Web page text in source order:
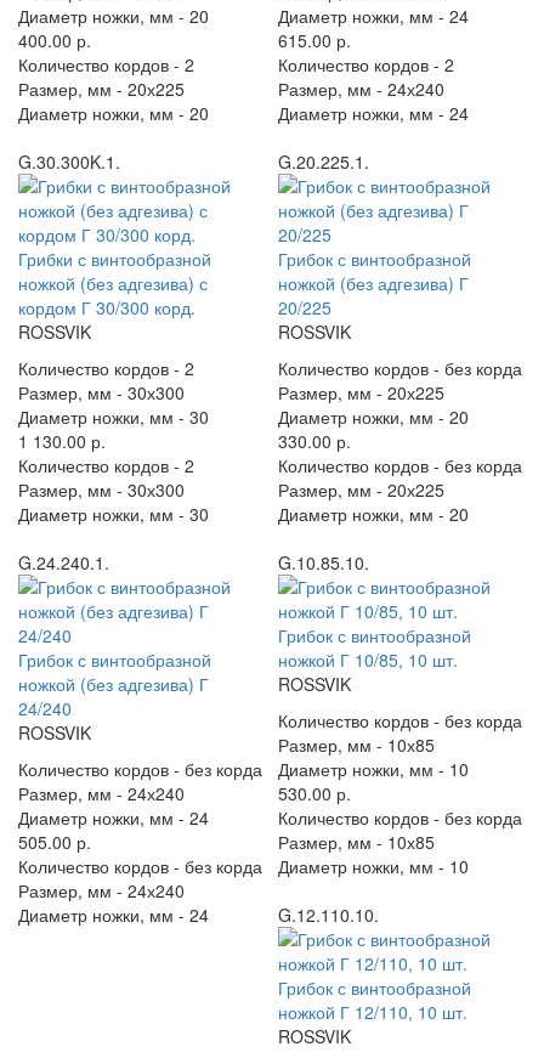
Диаметр ножки, мм - 20
400.00 р.
Количество кордов - 2
Размер, мм - 20х225
Диаметр ножки, мм - 20
Диаметр ножки, мм - 24
615.00 р.
Количество кордов - 2
Размер, мм - 24х240
Диаметр ножки, мм - 24
G.30.300K.1.
Грибки с винтообразной
ножкой (без адгезива) с
кордом Г 30/300 корд.
ROSSVIK
Количество кордов - 2
Размер, мм - 30х300
Диаметр ножки, мм - 30
1 130.00 р.
Количество кордов - 2
Размер, мм - 30х300
Диаметр ножки, мм - 30
G.20.225.1.
Грибок с винтообразной
ножкой (без адгезива) Г
20/225
ROSSVIK
Количество кордов - без корда
Размер, мм - 20х225
Диаметр ножки, мм - 20
330.00 р.
Количество кордов - без корда
Размер, мм - 20х225
Диаметр ножки, мм - 20
G.24.240.1.
Грибок с винтообразной
ножкой (без адгезива) Г
24/240
ROSSVIK
Количество кордов - без корда
Размер, мм - 24х240
Диаметр ножки, мм - 24
505.00 р.
Количество кордов - без корда
Размер, мм - 24х240
Диаметр ножки, мм - 24
G.10.85.10.
Грибок с винтообразной
ножкой Г 10/85, 10 шт.
ROSSVIK
Количество кордов - без корда
Размер, мм - 10х85
Диаметр ножки, мм - 10
530.00 р.
Количество кордов - без корда
Размер, мм - 10х85
Диаметр ножки, мм - 10
G.12.110.10.
Грибок с винтообразной
ножкой Г 12/110, 10 шт.
ROSSVIK